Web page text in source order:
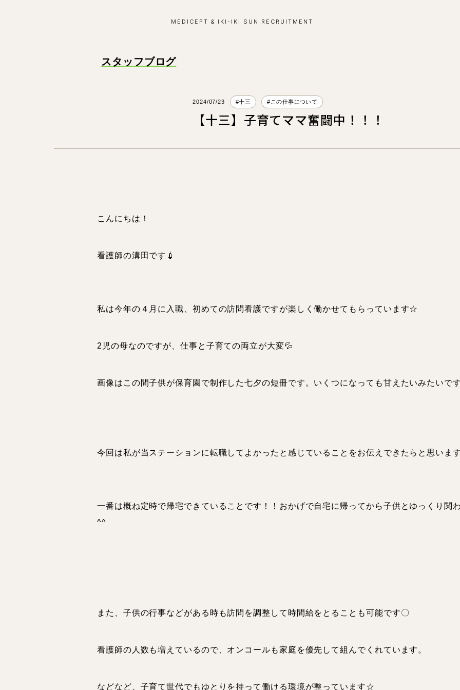
MEDICEPT & IKI-IKI SUN RECRUITMENT
学び・成長 はたらく
対談インタビュー
スタッフブログ
2024/07/23 #十三 #この仕事について
【十三】子育てママ奮闘中！！！
こんにちは！
看護師の溝田です💉
私は今年の４月に入職、初めての訪問看護ですが楽しく働かせてもらっています☆
2児の母なのですが、仕事と子育ての両立が大変💦
画像はこの間子供が保育園で制作した七夕の短冊です。いくつになっても甘えたいみたいで
今回は私が当ステーションに転職してよかったと感じていることをお伝えできたらと思いま
一番は概ね定時で帰宅できていることです！！おかげで自宅に帰ってから子供とゆっくり関
^^
また、子供の行事などがある時も訪問を調整して時間給をとることも可能です〇
看護師の人数も増えているので、オンコールも家庭を優先して組んでくれています。
などなど、子育て世代でもゆとりを持って働ける環境が整っています☆